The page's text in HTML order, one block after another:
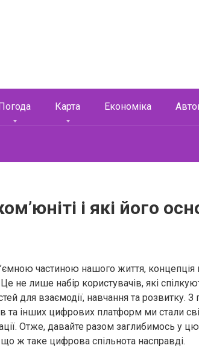
Карта Економіка
і які його
частиною нашого життя,
не лише набір користувачів, які
для взаємодії, навчання та розвитку.
та інших цифрових платформ ми стали
Отже, давайте разом заглибимось у цю
ж таке цифрова спільнота насправді.